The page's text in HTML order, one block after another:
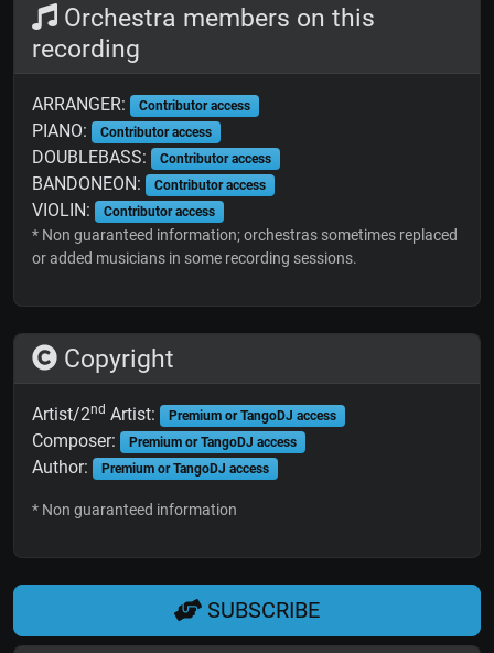
Orchestra members on this
recording
ARRANGER: Contributor access
PIANO: Contributor access
DOUBLEBASS: Contributor access
BANDONEON: Contributor access
VIOLIN: Contributor access
* Non guaranteed information; orchestras sometimes replaced
or added musicians in some recording sessions.
Copyright
Artist/2nd Artist: Premium or TangoDJ access
Composer: Premium or TangoDJ access
Author: Premium or TangoDJ access
* Non guaranteed information
SUBSCRIBE